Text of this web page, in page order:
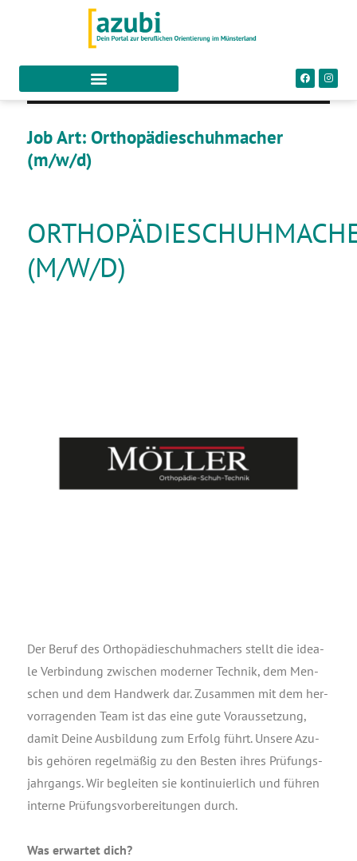
Job Art:Orthopädieschuhmacher
(m/w/d)
(M/W/D)
Der Beruf des Ortho­pä­die­schuh­ma­chers stellt die idea­
le Ver­bin­dung zwi­schen moder­ner Tech­nik, dem Men­
schen und dem Hand­werk dar. Zusam­men mit dem her­
vor­ra­gen­den Team ist das eine gute Vor­aus­set­zung,
damit Dei­ne Aus­bil­dung zum Erfolg führt. Unse­re Azu­
bis gehö­ren regel­mä­ßig zu den Bes­ten ihres Prü­fungs­
jahr­gangs. Wir beglei­ten sie kon­ti­nu­ier­lich und füh­ren
inter­ne Prü­fungs­vor­be­rei­tun­gen durch.
Was erwar­tet dich?